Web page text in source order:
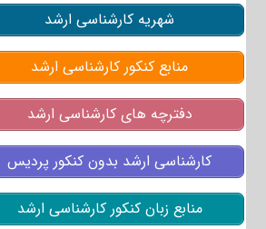
شهریه کارشناسی ارشد
منابع کنکور کارشناسی ارشد
دفترچه های کارشناسی ارشد
کارشناسی ارشد بدون کنکور پردیس
منابع زبان کنکور کارشناسی ارشد